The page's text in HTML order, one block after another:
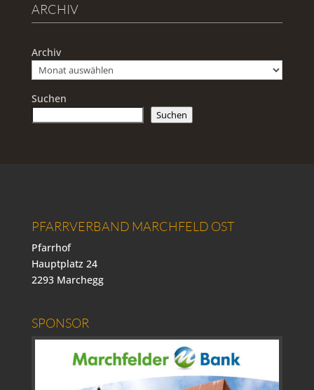
ARCHIV
Archiv
Suchen
Suchen
PFARRVERBAND MARCHFELD OST
Pfarrhof
Hauptplatz 24
2293 Marchegg
SPONSOR